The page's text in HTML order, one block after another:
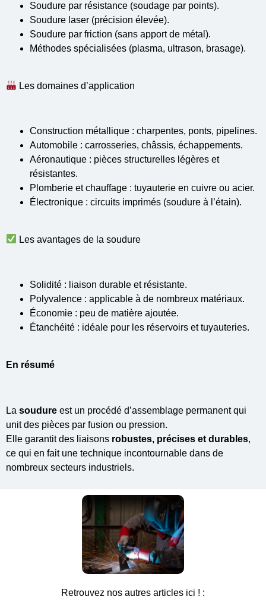
Soudure par résistance (soudage par points).
Soudure laser (précision élevée).
Soudure par friction (sans apport de métal).
Méthodes spécialisées (plasma, ultrason, brasage).
Les domaines d’application
Construction métallique : charpentes, ponts, pipelines.
Automobile : carrosseries, châssis, échappements.
Aéronautique : pièces structurelles légères et
résistantes.
Plomberie et chauffage : tuyauterie en cuivre ou acier.
Électronique : circuits imprimés (soudure à l’étain).
Les avantages de la soudure
Solidité : liaison durable et résistante.
Polyvalence : applicable à de nombreux matériaux.
Économie : peu de matière ajoutée.
Étanchéité : idéale pour les réservoirs et tuyauteries.
En résumé
La soudure est un procédé d’assemblage permanent qui
unit des pièces par fusion ou pression.
Elle garantit des liaisons robustes, précises et durables,
ce qui en fait une technique incontournable dans de
nombreux secteurs industriels.
Retrouvez nos autres articles ici ! :